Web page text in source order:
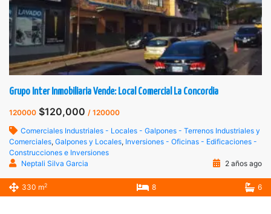
Grupo Inter Inmobiliaria Vende: Local Comercial La Concordia
120000 $120,000 / 120000
Comerciales Industriales - Locales - Galpones - Terrenos Industriales y
Comerciales, Galpones y Locales, Inversiones - Oficinas - Edificaciones -
Construcciones e Inversiones
Neptali Silva Garcia
2 años ago
330 m2 8 6